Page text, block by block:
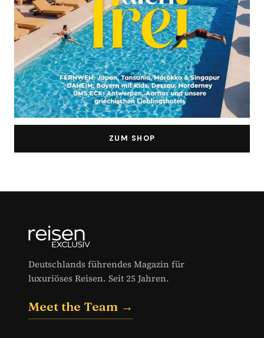
ZUM SHOP
Deutschlands führendes Magazin für
luxuriöses Reisen. Seit 25 Jahren.
Meet the Team →